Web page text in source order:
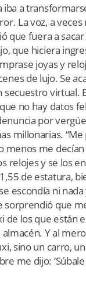
iba a
La voz, a
que fuera a
que hiciera
joyas y
de lujo. Se
secuestro virtual.
no hay datos
por
millonarias. “Me
menos me
relojes y se los
de estatura,
escondía ni
sorprendió que
de los que están
Y al
sino un carro,
me dijo: